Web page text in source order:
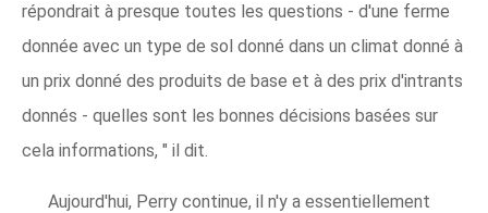
répondrait à presque toutes les questions - d'une ferme
donnée avec un type de sol donné dans un climat donné à
un prix donné des produits de base et à des prix d'intrants
donnés - quelles sont les bonnes décisions basées sur
cela informations, " il dit.
Aujourd'hui, Perry continue, il n'y a essentiellement